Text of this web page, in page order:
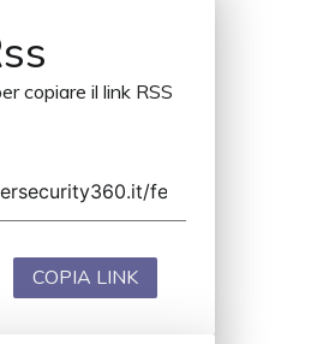
copiare il link RSS
COPIA LINK